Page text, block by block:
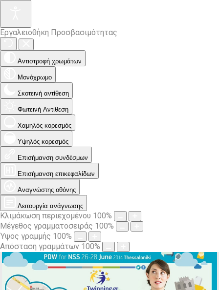
Εργαλειοθήκη Προσβασιμότητας
Αντιστροφή χρωμάτων
Μονόχρωμο
Σκοτεινή αντίθεση
Φωτεινή Αντίθεση
Χαμηλός κορεσμός
Υψηλός κορεσμός
Επισήμανση συνδέσμων
Επισήμανση επικεφαλίδων
Αναγνώστης οθόνης
Λειτουργία ανάγνωσης
Κλιμάκωση περιεχομένου 100%
Μέγεθος γραμματοσειράς 100%
Ύψος γραμμής 100%
Απόσταση γραμμάτων 100%